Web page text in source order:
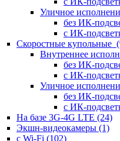
Уличное
без ИК-
с ИК-
Скоростные купольные
Внутреннее
без ИК-
с ИК-
Уличное
без ИК-
с ИК-
На базе 3G-4G LTE (24)
Экшн-видеокамеры (1)
с Wi-Fi (102)